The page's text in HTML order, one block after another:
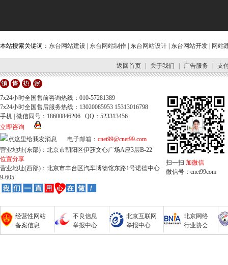
本站搜索关键词： 东台网站建设 东台网站制作 东台网站设计 东台网站开发 网站
返回首页 关于我们 广告服务 支
7x24小时全国售前咨询热线：010-57281389
7x24小时全国售后服务热线：13020085953 15313016798
手机 | 微信同号：18600846206 QQ：523313456
立即咨询
电子邮箱： cnet99@cnet99.com
营业地址(东部)：北京市朝阳区伊莎文心广场A座3层B-22
位置分享
营业地址(西部)：北京市丰台区汽车博物馆东路1号诺德中心
9-605
扫一扫 加微信
微信号：cnet99com
经营性网站
备案信息
不良信息
举报中心
北京互联网
举报中心
北京网络
行业协会